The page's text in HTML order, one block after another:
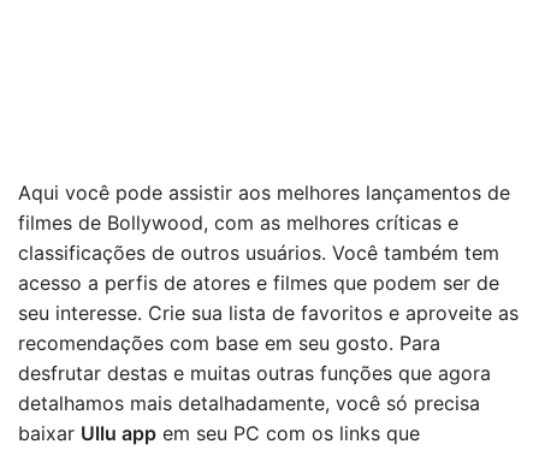
Aqui você pode assistir aos melhores lançamentos de
filmes de Bollywood, com as melhores críticas e
classificações de outros usuários. Você também tem
acesso a perfis de atores e filmes que podem ser de
seu interesse. Crie sua lista de favoritos e aproveite as
recomendações com base em seu gosto. Para
desfrutar destas e muitas outras funções que agora
detalhamos mais detalhadamente, você só precisa
baixar Ullu app em seu PC com os links que